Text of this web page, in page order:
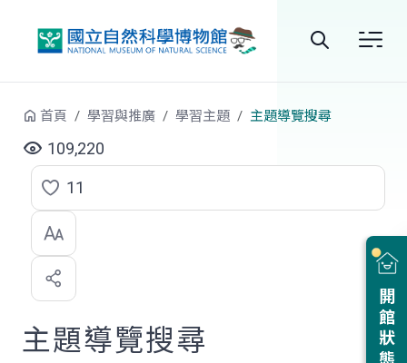
站
尋
開館狀態
首頁 學習與推廣 學習主題 主題導覽搜尋
109,220
點
選
喜
歡
11
主題導覽搜尋